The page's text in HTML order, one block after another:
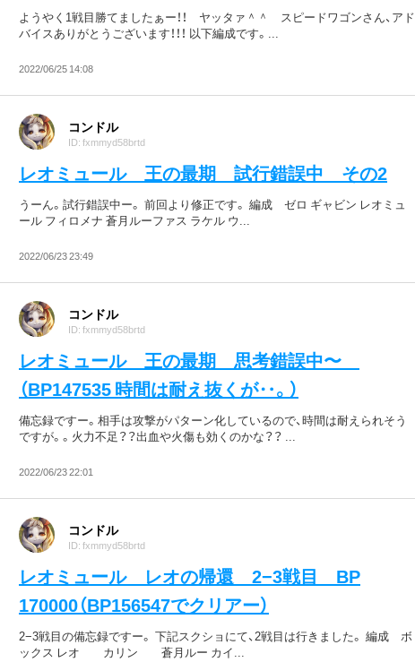
ようやく1戦目勝てましたぁー！！ ヤッタァ＾＾ スピードワゴンさん、アド
バイスありがとうございます！！！ 以下編成です。...
2022/06/25 14:08
コンドル
ID: fxmmyd58brtd
レオミュール 王の最期 試行錯誤中 その2
うーん。試行錯誤中ー。 前回より修正です。 編成 ゼロ ギャビン レオミュ
ール フィロメナ 蒼月ルーファス ラケル ウ...
2022/06/23 23:49
コンドル
ID: fxmmyd58brtd
レオミュール 王の最期 思考錯誤中〜
（BP147535 時間は耐え抜くが‥。）
備忘録ですー。相手は攻撃がパターン化しているので、時間は耐えられそう
ですが。。火力不足？？出血や火傷も効くのかな？？ ...
2022/06/23 22:01
コンドル
ID: fxmmyd58brtd
レオミュール レオの帰還 2−3戦目 BP
170000（BP156547でクリアー）
2−3戦目の備忘録ですー。 下記スクショにて、2戦目は行きました。 編成 ボ
ックス レオ カリン 蒼月ルー カイ...